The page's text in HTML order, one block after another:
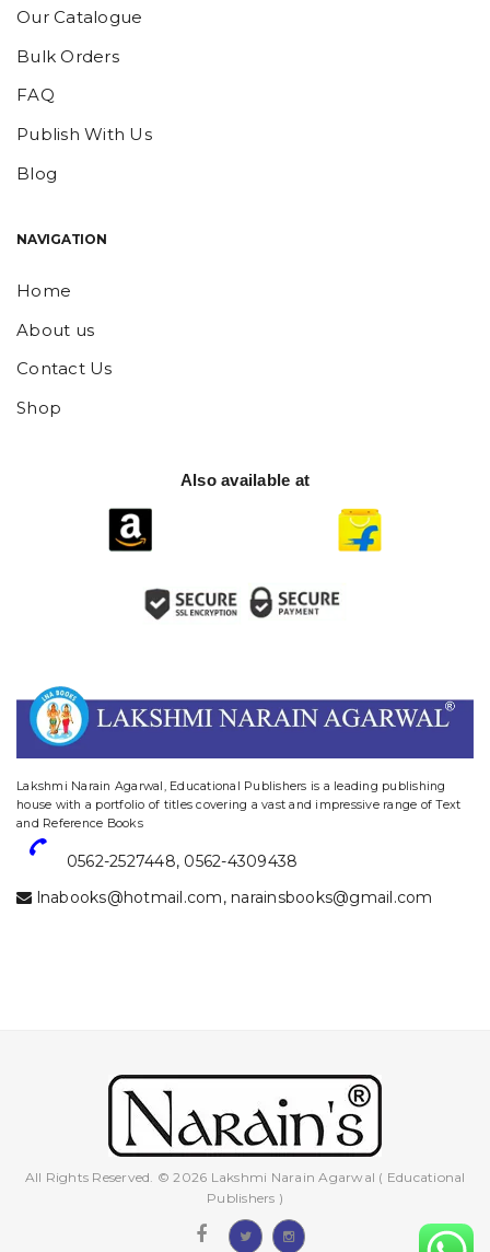
Our Catalogue
Bulk Orders
FAQ
Publish With Us
Blog
NAVIGATION
Home
About us
Contact Us
Shop
Also available at
Lakshmi Narain Agarwal, Educational Publishers is a leading publishing
house with a portfolio of titles covering a vast and impressive range of Text
and Reference Books
0562-2527448, 0562-4309438
lnabooks@hotmail.com, narainsbooks@gmail.com
All Rights Reserved. © 2026 Lakshmi Narain Agarwal ( Educational
Publishers )